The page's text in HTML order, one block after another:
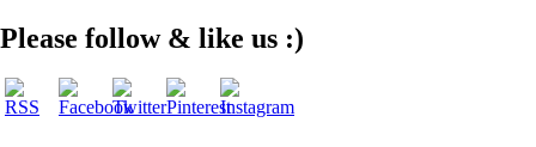
Please follow & like us :)